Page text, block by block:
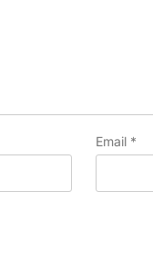
Email *